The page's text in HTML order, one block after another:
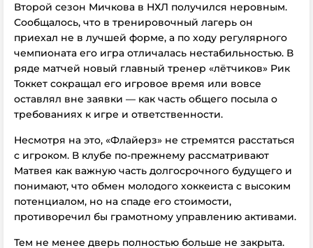
Второй сезон Мичкова в НХЛ получился неровным.
Сообщалось, что в тренировочный лагерь он
приехал не в лучшей форме, а по ходу регулярного
чемпионата его игра отличалась нестабильностью. В
ряде матчей новый главный тренер «лётчиков» Рик
Токкет сокращал его игровое время или вовсе
оставлял вне заявки — как часть общего посыла о
требованиях к игре и ответственности.
Несмотря на это, «Флайерз» не стремятся расстаться
с игроком. В клубе по-прежнему рассматривают
Матвея как важную часть долгосрочного будущего и
понимают, что обмен молодого хоккеиста с высоким
потенциалом, но на спаде его стоимости,
противоречил бы грамотному управлению активами.
Тем не менее дверь полностью больше не закрыта.